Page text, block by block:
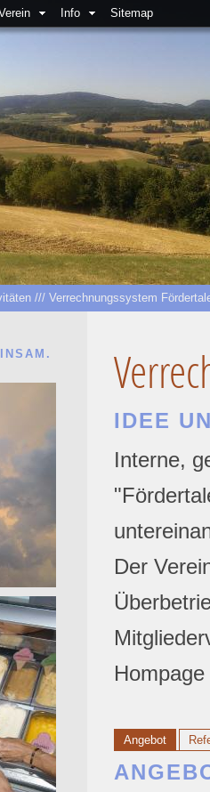
Info Sitemap
/// Verrechnungssystem
IDEE
Interne,
Der
Angebot